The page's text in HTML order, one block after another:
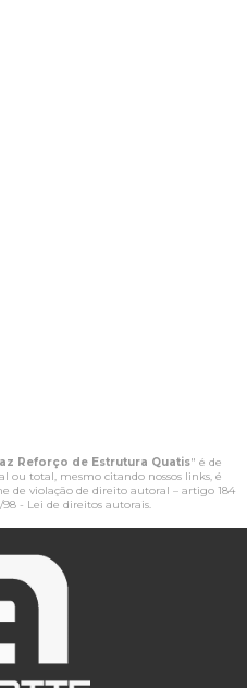
Reforço de Estrutura Quatis" é de
ou total, mesmo citando nossos links, é
de violação de direito autoral – artigo 184
98 - Lei de direitos autorais.